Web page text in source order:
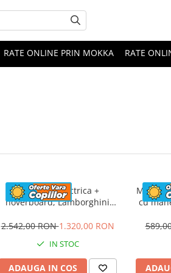
RATE ONLINE PRIN MOKKA RATE
Masinuta electrica +
hoverboard, Lamborghini
premium, Rosu
2.542,00 RON1.320,00 RON
IN STOC
ADAUGA IN COS
cu